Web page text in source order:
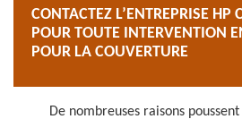
CONTACTEZ L’ENTREPRISE HP
POUR TOUTE INTERVENTION
POUR LA COUVERTURE
De nombreuses raisons